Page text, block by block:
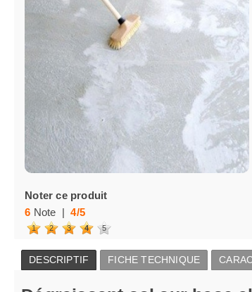
Noter ce produit
6 Note |4/5
1 2 3 4 5
DESCRIPTIF FICHE TECHNIQUE